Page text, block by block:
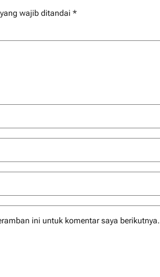
wajib ditandai *
ini untuk komentar saya berikutnya.